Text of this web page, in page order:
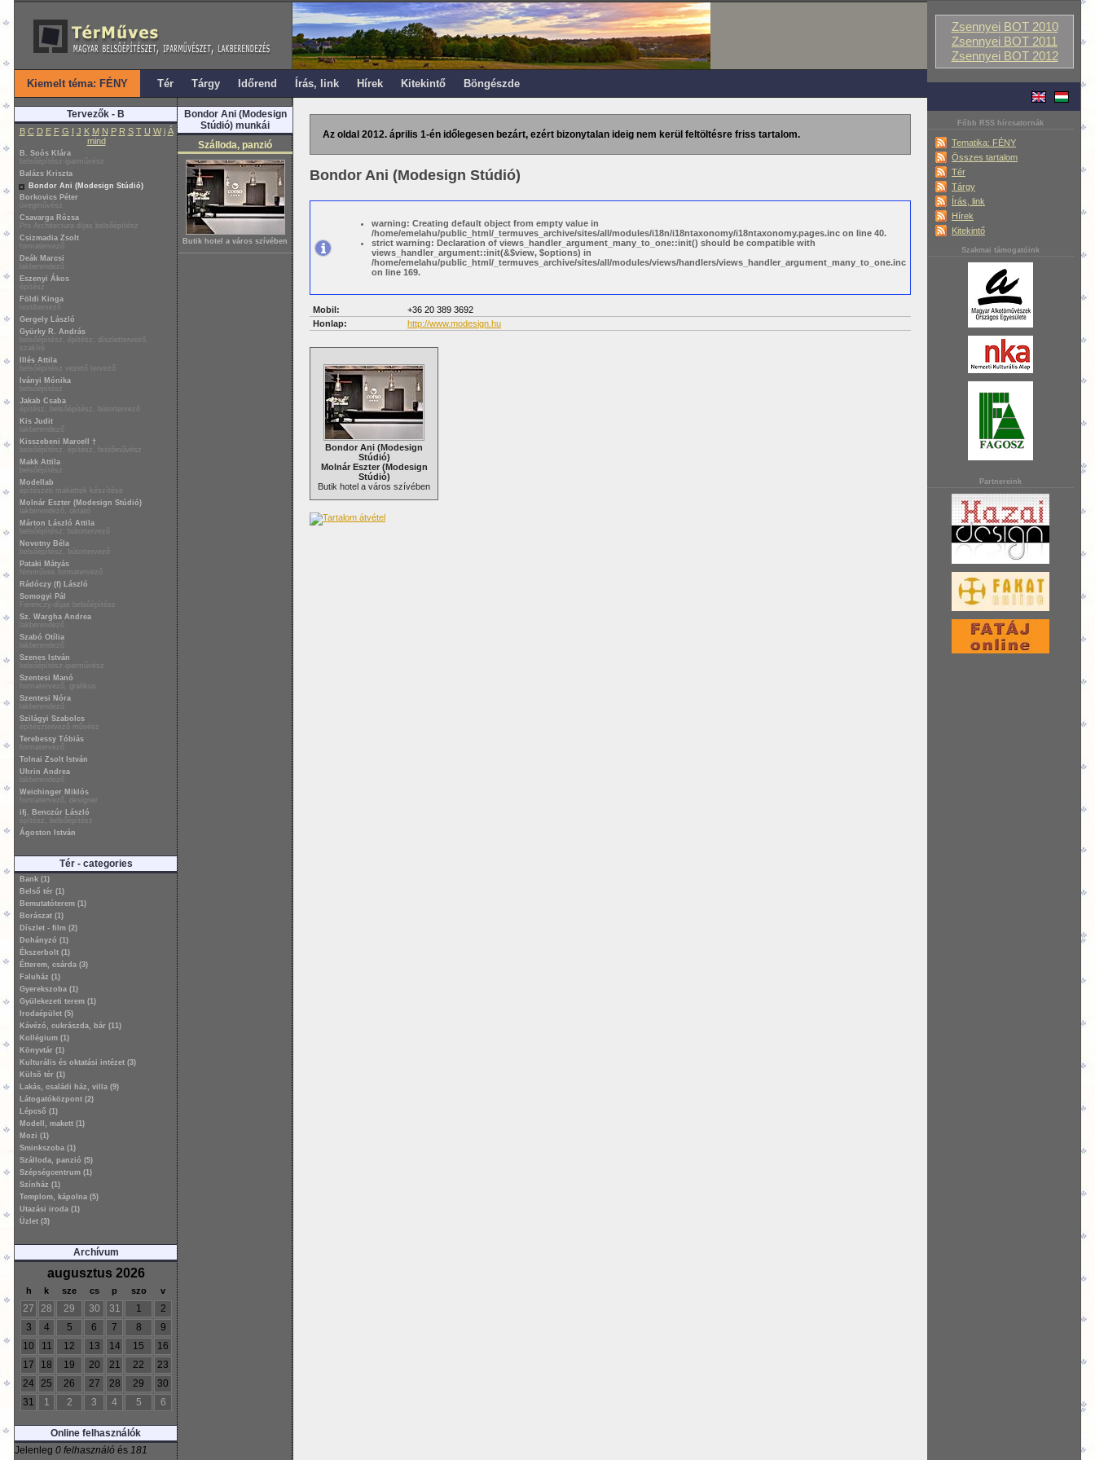
Zsennyei BOT 2010
Zsennyei BOT 2011
Zsennyei BOT 2012
Főbb RSS hírcsatornák
Tematika: FÉNY
Összes tartalom
Tér
Tárgy
Írás, link
Hírek
Kitekintő
Szakmai támogatóink
Partnereink
Kiemelt téma: FÉNY Tér Tárgy Időrend Írás, link Hírek Kitekintő Böngészde
Tervezők - B
B C D E F G I J K M N P R S T U W i Á
mind
B. Soós Klára
belsőépítész-iparművész
Balázs Kriszta
Bondor Ani (Modesign Stúdió)
Borkovics Péter
üvegművész
Csavarga Rózsa
Pro Architectura díjas belsőépítész
Csizmadia Zsolt
formatervező
Deák Marcsi
lakberendező
Eszenyi Ákos
építész
Földi Kinga
textiltervező
Gergely László
Gyürky R. András
belsőépítész, építész, díszlettervező,
szakíró
Illés Attila
belsőépítész vezető tervező
Iványi Mónika
belsőépítész
Jakab Csaba
építész, belsőépítész, bútortervező
Kis Judit
lakberendező
Kisszebeni Marcell †
belsőépítész, építész, festőművész
Makk Attila
belsőépítész
Modellab
építészeti makettek készítése
Molnár Eszter (Modesign Stúdió)
lakberendező, oktató
Márton László Attila
belsőépítész, bútortervező
Novotny Béla
belsőépítész, bútortervező
Pataki Mátyás
fémműves formatervező
Rádóczy (f) László
Somogyi Pál
Ferenczy-díjas belsőépítész
Sz. Wargha Andrea
lakberendező
Szabó Otília
lakberendező
Szenes István
belsőépítész-iparművész
Szentesi Manó
formatervező, grafikus
Szentesi Nóra
lakberendező
Szilágyi Szabolcs
építésztervező művész
Terebessy Tóbiás
formatervező
Tolnai Zsolt István
Uhrin Andrea
lakberendező
Weichinger Miklós
formatervező, designer
ifj. Benczúr László
építész, belsőépítész
Ágoston István
Tér - categories
Bank (1)
Belső tér (1)
Bemutatóterem (1)
Borászat (1)
Díszlet - film (2)
Dohányzó (1)
Ékszerbolt (1)
Étterem, csárda (3)
Faluház (1)
Gyerekszoba (1)
Gyülekezeti terem (1)
Irodaépület (5)
Kávézó, cukrászda, bár (11)
Kollégium (1)
Könyvtár (1)
Kulturális és oktatási intézet (3)
Külsõ tér (1)
Lakás, családi ház, villa (9)
Látogatóközpont (2)
Lépcső (1)
Modell, makett (1)
Mozi (1)
Sminkszoba (1)
Szálloda, panzió (5)
Szépségcentrum (1)
Színház (1)
Templom, kápolna (5)
Utazási iroda (1)
Üzlet (3)
Archívum
augusztus 2026
h k sze cs p szo v
27 28 29 30 31 1
2
3
4 5 6 7 8
9
10
11 12 13 14 15
16
17
18 19 20 21 22
23
24
25 26 27 28 29
30
31
1 2 3 4 5 6
Online felhasználók
Jelenleg 0 felhasználó és 181
Bondor Ani (Modesign
Stúdió) munkái
Szálloda, panzió
Butik hotel a város szívében
Az oldal 2012. április 1-én időlegesen bezárt, ezért bizonytalan ideig nem kerül feltöltésre friss tartalom.
Bondor Ani (Modesign Stúdió)
warning: Creating default object from empty value in
/home/emelahu/public_html/_termuves_archive/sites/all/modules/i18n/i18ntaxonomy/i18ntaxonomy.pages.inc on line 40.
strict warning: Declaration of views_handler_argument_many_to_one::init() should be compatible with
views_handler_argument::init(&$view, $options) in
/home/emelahu/public_html/_termuves_archive/sites/all/modules/views/handlers/views_handler_argument_many_to_one.inc
on line 169.
Mobil:
+36 20 389 3692
Honlap:
http://www.modesign.hu
Bondor Ani (Modesign
Stúdió)
Molnár Eszter (Modesign
Stúdió)
Butik hotel a város szívében